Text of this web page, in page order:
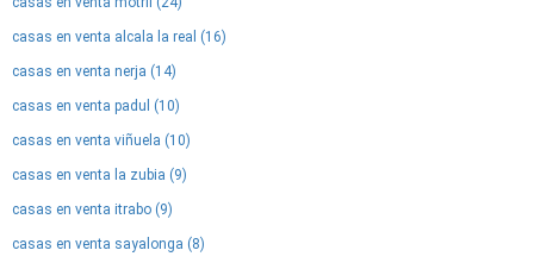
casas en venta alcala la real (16)
casas en venta nerja (14)
casas en venta padul (10)
casas en venta viñuela (10)
casas en venta la zubia (9)
casas en venta itrabo (9)
casas en venta sayalonga (8)